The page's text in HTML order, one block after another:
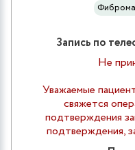
Запись по
Не
Уважаемые
свяжется
подтверждения
подтверждения,